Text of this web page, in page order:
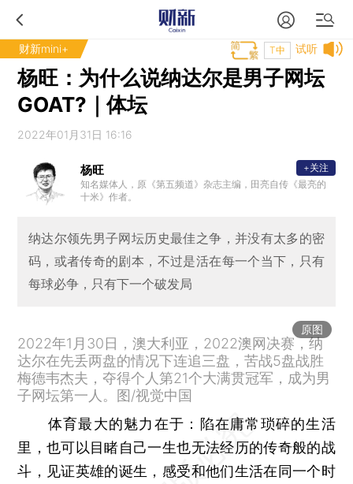
财新mini+ 试听
T中
杨旺：为什么说纳达尔是男子网坛
GOAT?｜体坛
2022年01月31日 16:16
杨旺
知名媒体人，原《第五频道》杂志主编，田亮自传《最亮的
十米》作者。
+关注
纳达尔领先男子网坛历史最佳之争，并没有太多的密
码，或者传奇的剧本，不过是活在每一个当下，只有
每球必争，只有下一个破发局
原图
2022年1月30日，澳大利亚，2022澳网决赛，纳
达尔在先丢两盘的情况下连追三盘，苦战5盘战胜
梅德韦杰夫，夺得个人第21个大满贯冠军，成为男
子网坛第一人。图/视觉中国
体育最大的魅力在于：陷在庸常琐碎的生活
里，也可以目睹自己一生也无法经历的传奇般的战
斗，见证英雄的诞生，感受和他们生活在同一个时